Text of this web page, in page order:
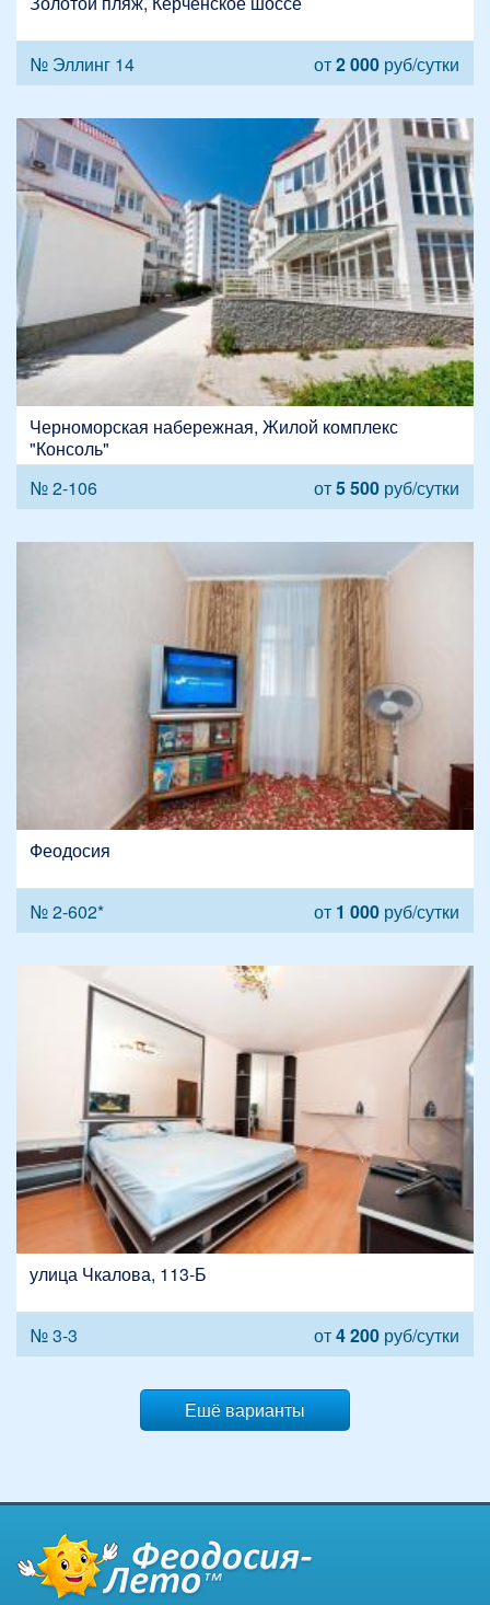
№ Эллинг 14 от2 000 руб/сутки
Черноморская набережная, Жилой комплекс
"Консоль"
№ 2-106
от5 500 руб/сутки
Феодосия
№ 2-602* от 1 000 руб/сутки
улица Чкалова, 113-Б
№ 3-3 от4 200 руб/сутки
Ешё варианты